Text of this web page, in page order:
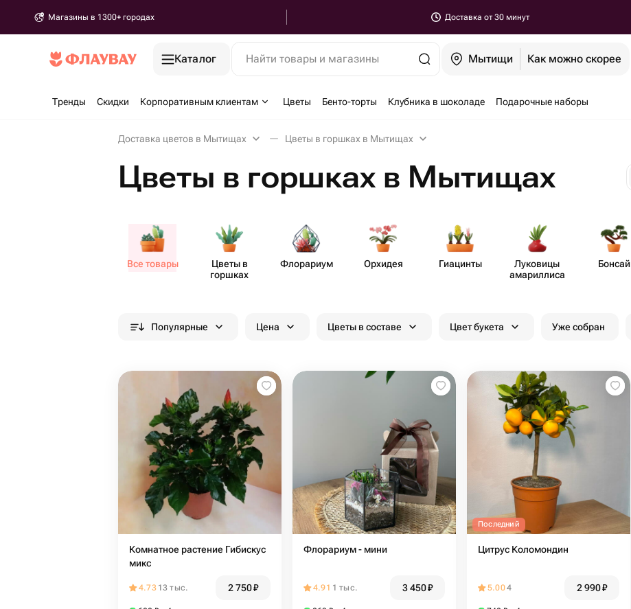
Магазины в 1300+ городах Доставка от 30 минут
Каталог Найти товары и магазины Мытищи Как можно скорее
Тренды Скидки Корпоративным клиентам Цветы Бенто-торты Клубника в шоколаде Подарочные наборы
Доставка цветов в Мытищах Цветы в горшках в Мытищах
Цветы в горшках в Мытищах
Все товары
Цветы в
горшках
Флорариум Орхидея Гиацинты
Луковицы
амар​иллиса
Бонсай
Популярные Цена Цветы в составе Цвет букета Уже собран
Комнатное растение Гибискус
микс
4.73 13 тыс. 2 750₽
Флорариум - мини
4.91 1 тыс. 3 450₽
Последний
Цитрус Коломондин
5.004 2 990₽